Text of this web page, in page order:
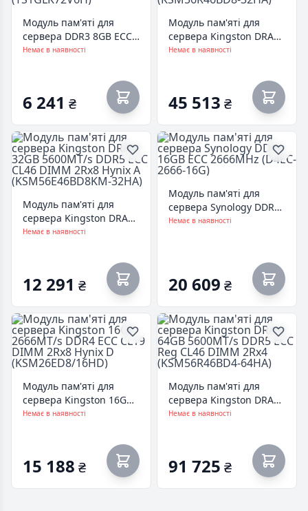
Модуль пам'яті для
сервера DDR3 8GB ECC
UDIMM 1600MHz 2Rx8
Немає в наявності
6 241 ₴
Модуль пам'яті для
сервера Kingston DRAM
32GB 5600MT/s DDR5
2Rx8 (KSM56R46BD8-
Немає в наявності
45 513 ₴
Модуль пам'яті для
сервера Kingston DRAM
32GB 5600MT/s DDR5
(KSM56E46BD8KM-32HA)
Немає в наявності
12 291 ₴
Модуль пам'яті для
сервера Synology DDR4
16GB ECC 2666MHz
Немає в наявності
20 609 ₴
Модуль пам'яті для
сервера Kingston 16GB
2666MT/s DDR4 ECC
Немає в наявності
15 188 ₴
Модуль пам'яті для
сервера Kingston DRAM
64GB 5600MT/s DDR5
2Rx4 (KSM56R46BD4-
Немає в наявності
91 725 ₴